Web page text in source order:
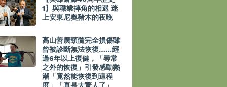
1】與職業摔角的相遇 迷
上安東尼奧豬木的夜晚
高山善廣頸髓完全損傷雖
曾被診斷無法恢復……經
過6年以上復健，「尋常
之外的恢復」引發感動熱
潮「竟然能恢復到這程